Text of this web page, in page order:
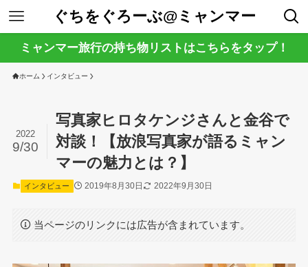
ぐちをぐろーぶ@ミャンマー
ミャンマー旅行の持ち物リストはこちらをタップ！
ホーム インタビュー
写真家ヒロタケンジさんと金谷で
対談！【放浪写真家が語るミャン
マーの魅力とは？】
2022
9/30
インタビュー 2019年8月30日 2022年9月30日
当ページのリンクには広告が含まれています。